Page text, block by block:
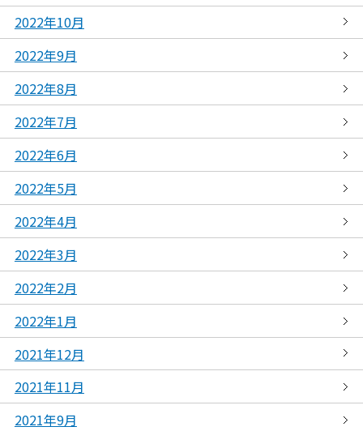
2022年10月
2022年9月
2022年8月
2022年7月
2022年6月
2022年5月
2022年4月
2022年3月
2022年2月
2022年1月
2021年12月
2021年11月
2021年9月